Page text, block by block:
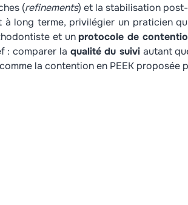
(refinements) et la stabilisation
à long terme, privilégier un praticien
et unprotocole de
: comparer la qualité du suiviautant
la contention en PEEK proposée